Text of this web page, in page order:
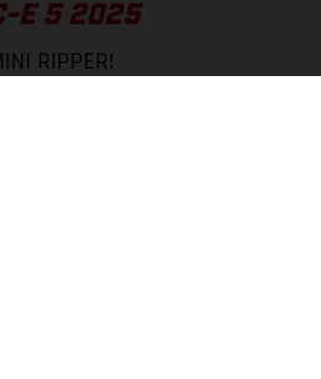
E 5 2025
RIPPER!